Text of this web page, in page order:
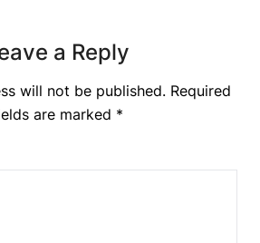
a Reply
will not be published. Required
are marked *